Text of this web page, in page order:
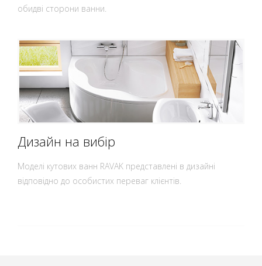
обидві сторони ванни.
Дизайн на вибір
Моделі кутових ванн RAVAK представлені в дизайні
відповідно до особистих переваг клієнтів.